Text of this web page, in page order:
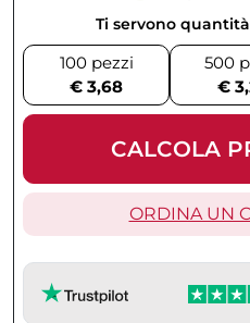
Ti servono
100 pezzi
€ 3,68
500
€
CALCOLA
ORDINA UN